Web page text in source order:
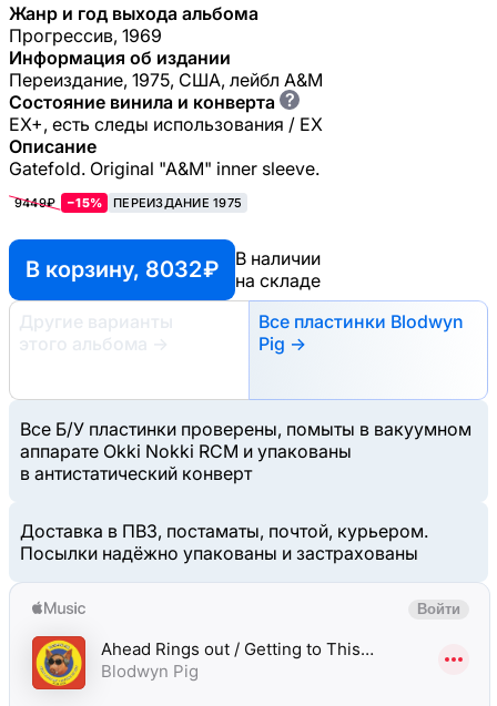
Жанр и год выхода альбома
Прогрессив, 1969
Информация об издании
Переиздание, 1975, США, лейбл A&M
Состояние винила и конверта ?
EX+, есть следы использования / EX
Описание
Gatefold. Original "A&M" inner sleeve.
9449₽ −15% ПЕРЕИЗДАНИЕ 1975
В корзину, 8032 ₽
В наличии
на складе
Другие варианты
этого альбома
→
Все пластинки Blodwyn
Pig →
Все Б/У пластинки проверены, помыты в вакуумном
аппарате Okki Nokki RCM и упакованы
в антистатический конверт
Доставка в ПВЗ, постаматы, почтой, курьером.
Посылки надёжно упакованы и застрахованы